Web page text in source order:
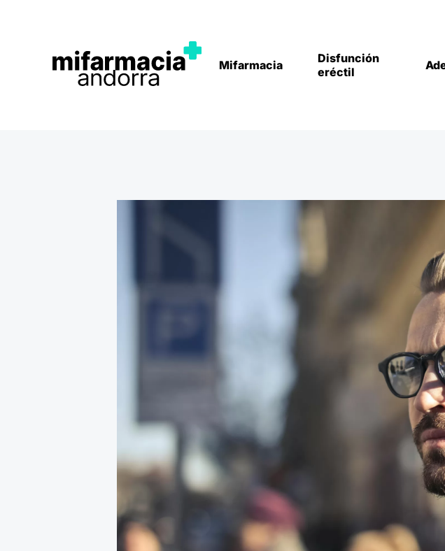
Mifarmacia
Disfunción
eréctil